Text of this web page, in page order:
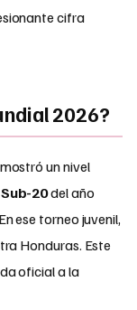
cifra
2026?
un nivel
20del año
ese torneo juvenil,
Honduras. Este
oficial a la